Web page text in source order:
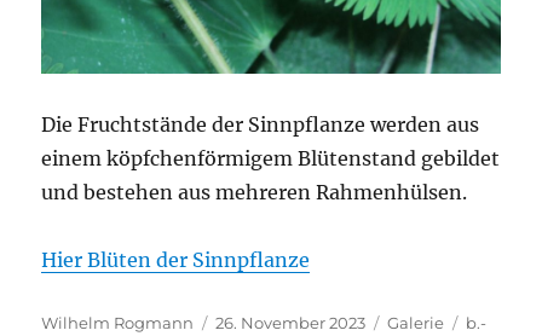
Die Fruchtstände der Sinnpflanze werden aus
einem köpfchenförmigem Blütenstand gebildet
und bestehen aus mehreren Rahmenhülsen.
Hier Blüten der Sinnpflanze
Autor
Wilhelm Rogmann
Veröffentlicht
26. November 2023 Format
Galerie
b.-